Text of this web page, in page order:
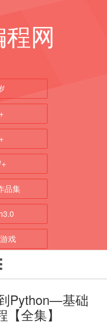
网
品集
戏
navigation
Python—基础
全集】